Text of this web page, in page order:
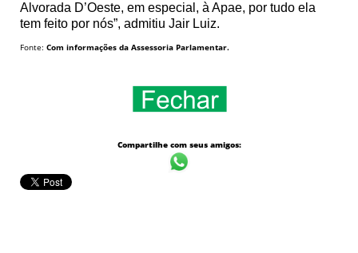
Alvorada D’Oeste, em especial, à Apae, por tudo ela
tem feito por nós”, admitiu Jair Luiz.
Fonte: Com informações da Assessoria Parlamentar.
Compartilhe com seus amigos: